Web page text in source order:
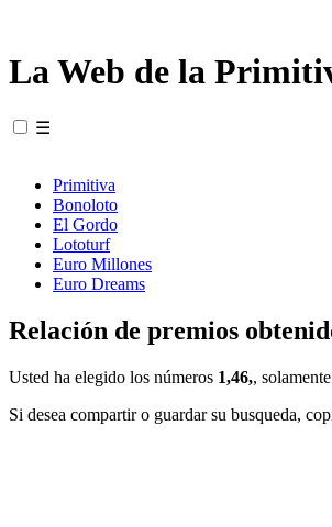
La Web de la
☰
Primitiva
Bonoloto
El Gordo
Lototurf
Euro Millones
Euro Dreams
Relación de premios
Usted ha elegido los números 1,46,,
Si desea compartir o guardar su busqueda,